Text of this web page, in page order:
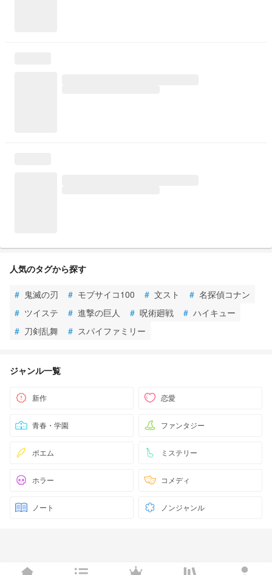
人気のタグから探す
# 鬼滅の刃 # モブサイコ100 # 文スト # 名探偵コナン
# ツイステ # 進撃の巨人 # 呪術廻戦 # ハイキュー
# 刀剣乱舞 # スパイファミリー
ジャンル一覧
新作 恋愛
青春・学園 ファンタジー
ポエム ミステリー
ホラー コメディ
ノート ノンジャンル